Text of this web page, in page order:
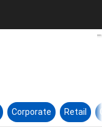
«Alrededor
Corporate Retail